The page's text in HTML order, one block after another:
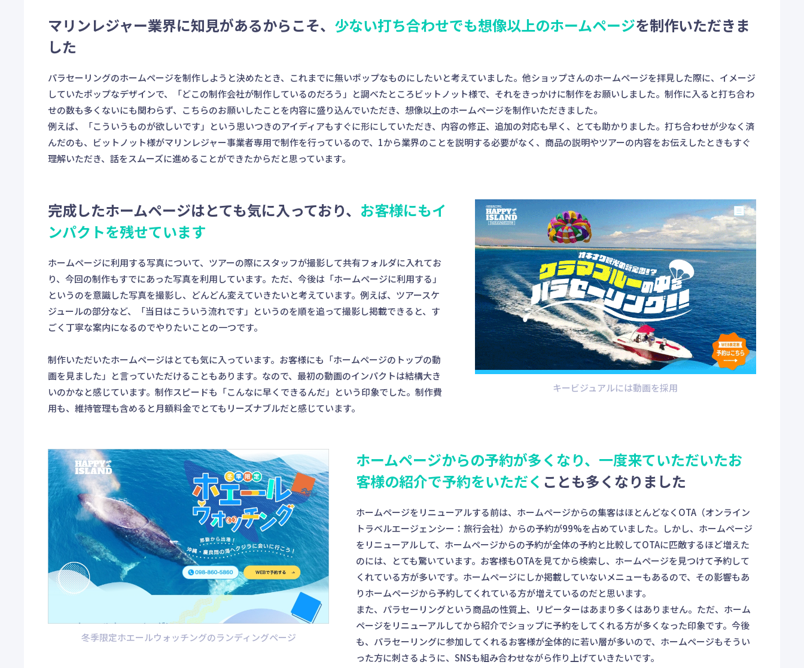
マリンレジャー業界に知見があるからこそ、 少ない打ち合わせでも想像以上のホームページを制作いただきま
した
パラセーリングのホームページを制作しようと決めたとき、これまでに無いポップなものにしたいと考えていました。他ショップさんのホームページを拝見した際に、イメージ
していたポップなデザインで、「どこの制作会社が制作しているのだろう」と調べたところビットノット様で、それをきっかけに制作をお願いしました。制作に入ると打ち合わ
せの数も多くないにも関わらず、こちらのお願いしたことを内容に盛り込んでいただき、想像以上のホームページを制作いただきました。
例えば、「こういうものが欲しいです」という思いつきのアイディアもすぐに形にしていただき、内容の修正、追加の対応も早く、とても助かりました。打ち合わせが少なく済
んだのも、ビットノット様がマリンレジャー事業者専用で制作を行っているので、1から業界のことを説明する必要がなく、商品の説明やツアーの内容をお伝えしたときもすぐ
理解いただき、話をスムーズに進めることができたからだと思っています。
完成したホームページはとても気に入っており、 お客様にもイ
ンパクトを残せています
ホームページに利用する写真について、ツアーの際にスタッフが撮影して共有フォルダに入れてお
り、今回の制作もすでにあった写真を利用しています。ただ、今後は「ホームページに利用する」
というのを意識した写真を撮影し、どんどん変えていきたいと考えています。例えば、ツアースケ
ジュールの部分など、「当日はこういう流れです」というのを順を追って撮影し掲載できると、す
ごく丁寧な案内になるのでやりたいことの一つです。
制作いただいたホームページはとても気に入っています。お客様にも「ホームページのトップの動
画を見ました」と言っていただけることもあります。なので、最初の動画のインパクトは結構大き
いのかなと感じています。制作スピードも「こんなに早くできるんだ」という印象でした。制作費
用も、維持管理も含めると月額料金でとてもリーズナブルだと感じています。
キービジュアルには動画を採用
ホームページからの予約が多くなり、一度来ていただいたお
客様の紹介で予約をいただく ことも多くなりました
ホームページをリニューアルする前は、ホームページからの集客はほとんどなくOTA（オンライン
トラベルエージェンシー：旅行会社）からの予約が99%を占めていました。しかし、ホームページ
をリニューアルして、ホームページからの予約が全体の予約と比較してOTAに匹敵するほど増えた
のには、とても驚いています。お客様もOTAを見てから検索し、ホームページを見つけて予約して
くれている方が多いです。ホームページにしか掲載していないメニューもあるので、その影響もあ
りホームページから予約してくれている方が増えているのだと思います。
また、パラセーリングという商品の性質上、リピーターはあまり多くはありません。ただ、ホーム
ページをリニューアルしてから紹介でショップに予約をしてくれる方が多くなった印象です。今後
も、パラセーリングに参加してくれるお客様が全体的に若い層が多いので、ホームページもそうい
った方に刺さるように、SNSも組み合わせながら作り上げていきたいです。
冬季限定ホエールウォッチングのランディングページ